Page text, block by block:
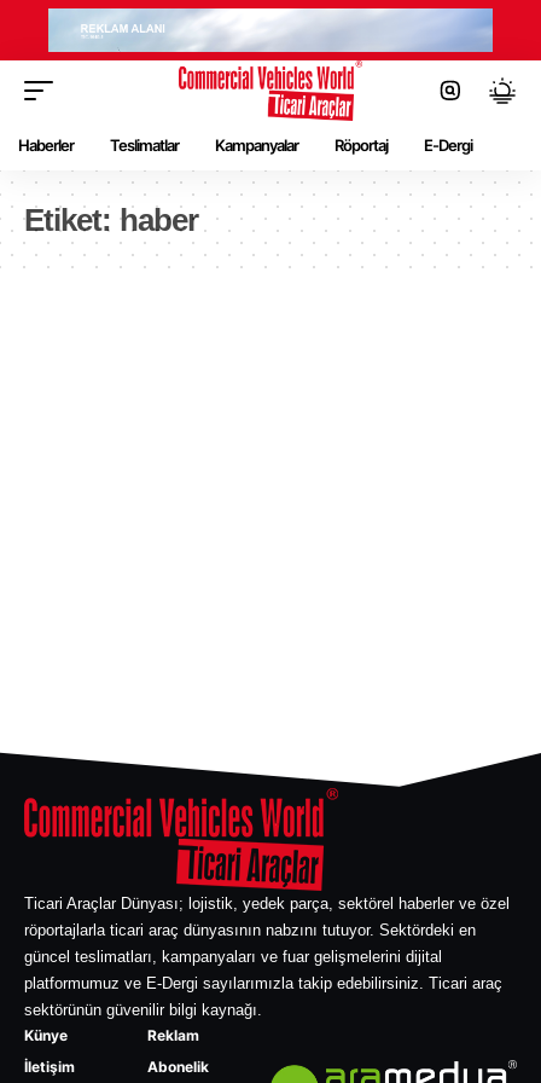
Haberler Teslimatlar Kampanyalar Röportaj E-Dergi
Etiket: haber
Ticari Araçlar Dünyası; lojistik, yedek parça, sektörel haberler ve özel
röportajlarla ticari araç dünyasının nabzını tutuyor. Sektördeki en
güncel teslimatları, kampanyaları ve fuar gelişmelerini dijital
platformumuz ve E-Dergi sayılarımızla takip edebilirsiniz. Ticari araç
sektörünün güvenilir bilgi kaynağı.
Künye
İletişim
Reklam
Abonelik